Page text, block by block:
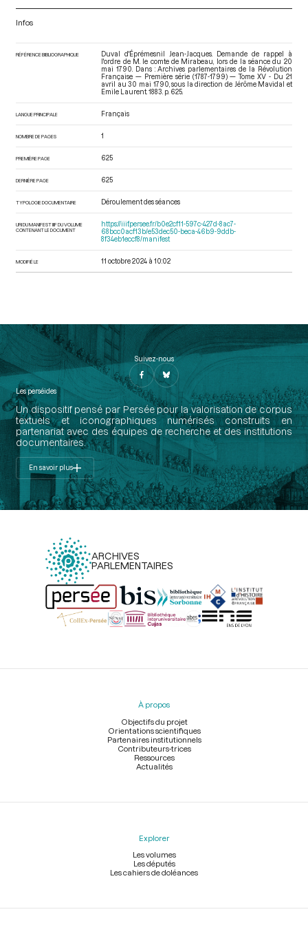
Infos
RÉFÉRENCE BIBLIOGRAPHIQUE
Duval d'Éprémesnil Jean-Jacques. Demande de rappel à
l'ordre de M. le comte de Mirabeau, lors de la séance du 20
mai 1790. Dans : Archives parlementaires de la Révolution
Française — Première série (1787-1799) — Tome XV - Du 21
avril au 30 mai 1790 , sous la direction de Jérôme Mavidal et
Emile Laurent. 1883. p. 625.
LANGUE PRINCIPALE Français
NOMBRE DE PAGES 1
PREMIÈRE PAGE 625
DERNIÈRE PAGE 625
TYPOLOGIE DOCUMENTAIRE Déroulement des séances
URI DU MANIFEST IIIF DU VOLUME
CONTENANT LE DOCUMENT
https://iiif.persee.fr/b0e2cf11-597c-427d-8ac7-
68bcc0acf13b/e53dec50-beca-46b9-9ddb-
8f34eb1eccf8/manifest
MODIFIÉ LE 11 octobre 2024 à 10:02
Suivez-nous
Les perséides
Un dispositif pensé par Persée pour la valorisation de corpus
textuels et iconographiques numérisés construits en
partenariat avec des équipes de recherche et des institutions
documentaires.
En savoir plus
ARCHIVES
PARLEMENTAIRES
Menu
À propos
Objectifs du projet
Orientations scientifiques
Partenaires institutionnels
Contributeurs-trices
Ressources
Actualités
Explorer
Les volumes
Les députés
Les cahiers de doléances